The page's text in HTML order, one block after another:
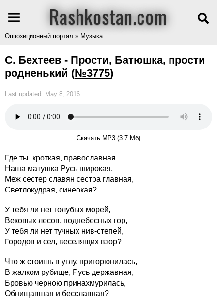
Rashkostan.com
Оппозиционный портал » Музыка
С. Бехтеев - Прости, Батюшка, прости
родненький (№3775)
Last updated: May 8, 2016
Скачать MP3 (3.7 Мб)
Где ты, кроткая, православная,
Наша матушка Русь широкая,
Меж сестер славян сестра главная,
Светлокудрая, синеокая?
У тебя ли нет голубых морей,
Вековых лесов, поднебесных гор,
У тебя ли нет тучных нив-степей,
Городов и сел, веселящих взор?
Что ж стоишь в углу, пригорюнилась,
В жалком рубище, Русь державная,
Бровью черною принахмурилась,
Обнищавшая и бесславная?